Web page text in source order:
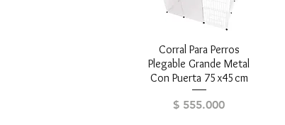
Vista rápida
Corral Para Perros
Plegable Grande Metal
Con Puerta 75x45cm
Precio
$ 555.000